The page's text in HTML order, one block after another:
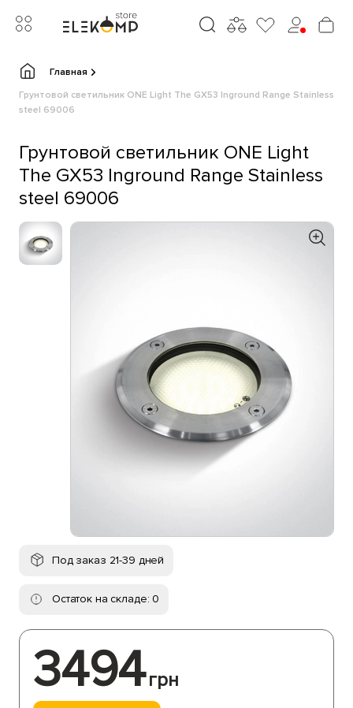
Главная
Грунтовой светильник ONE Light The GX53 Inground Range Stainless
steel 69006
Грунтовой светильник ONE Light
The GX53 Inground Range Stainless
steel 69006
Под заказ 21-39 дней
Остаток на складе: 0
3494грн